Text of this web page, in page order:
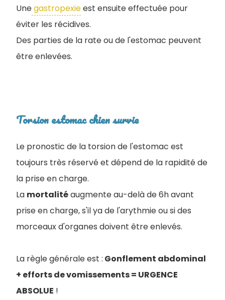
Unegastropexieest ensuite effectuée pour
éviter les récidives.
Des parties de la rate ou de l'estomac peuvent
être enlevées.
Torsion estomac chien survie
Le pronostic de la torsion de l'estomac est
toujours très réservé et dépend de la rapidité de
la prise en charge.
La mortalitéaugmente au-delà de 6h avant
prise en charge, s'il ya de l'arythmie ou si des
morceaux d'organes doivent être enlevés.
La règle générale est : Gonflement abdominal
+ efforts de vomissements = URGENCE
ABSOLUE !